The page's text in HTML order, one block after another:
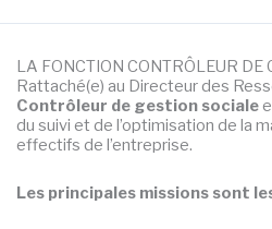
LA FONCTION CONTRÔLEUR DE
Rattaché(e) au Directeur des
Contrôleur de gestion sociale
du suivi et de l’optimisation de la
effectifs de l’entreprise.
Les principales missions sont